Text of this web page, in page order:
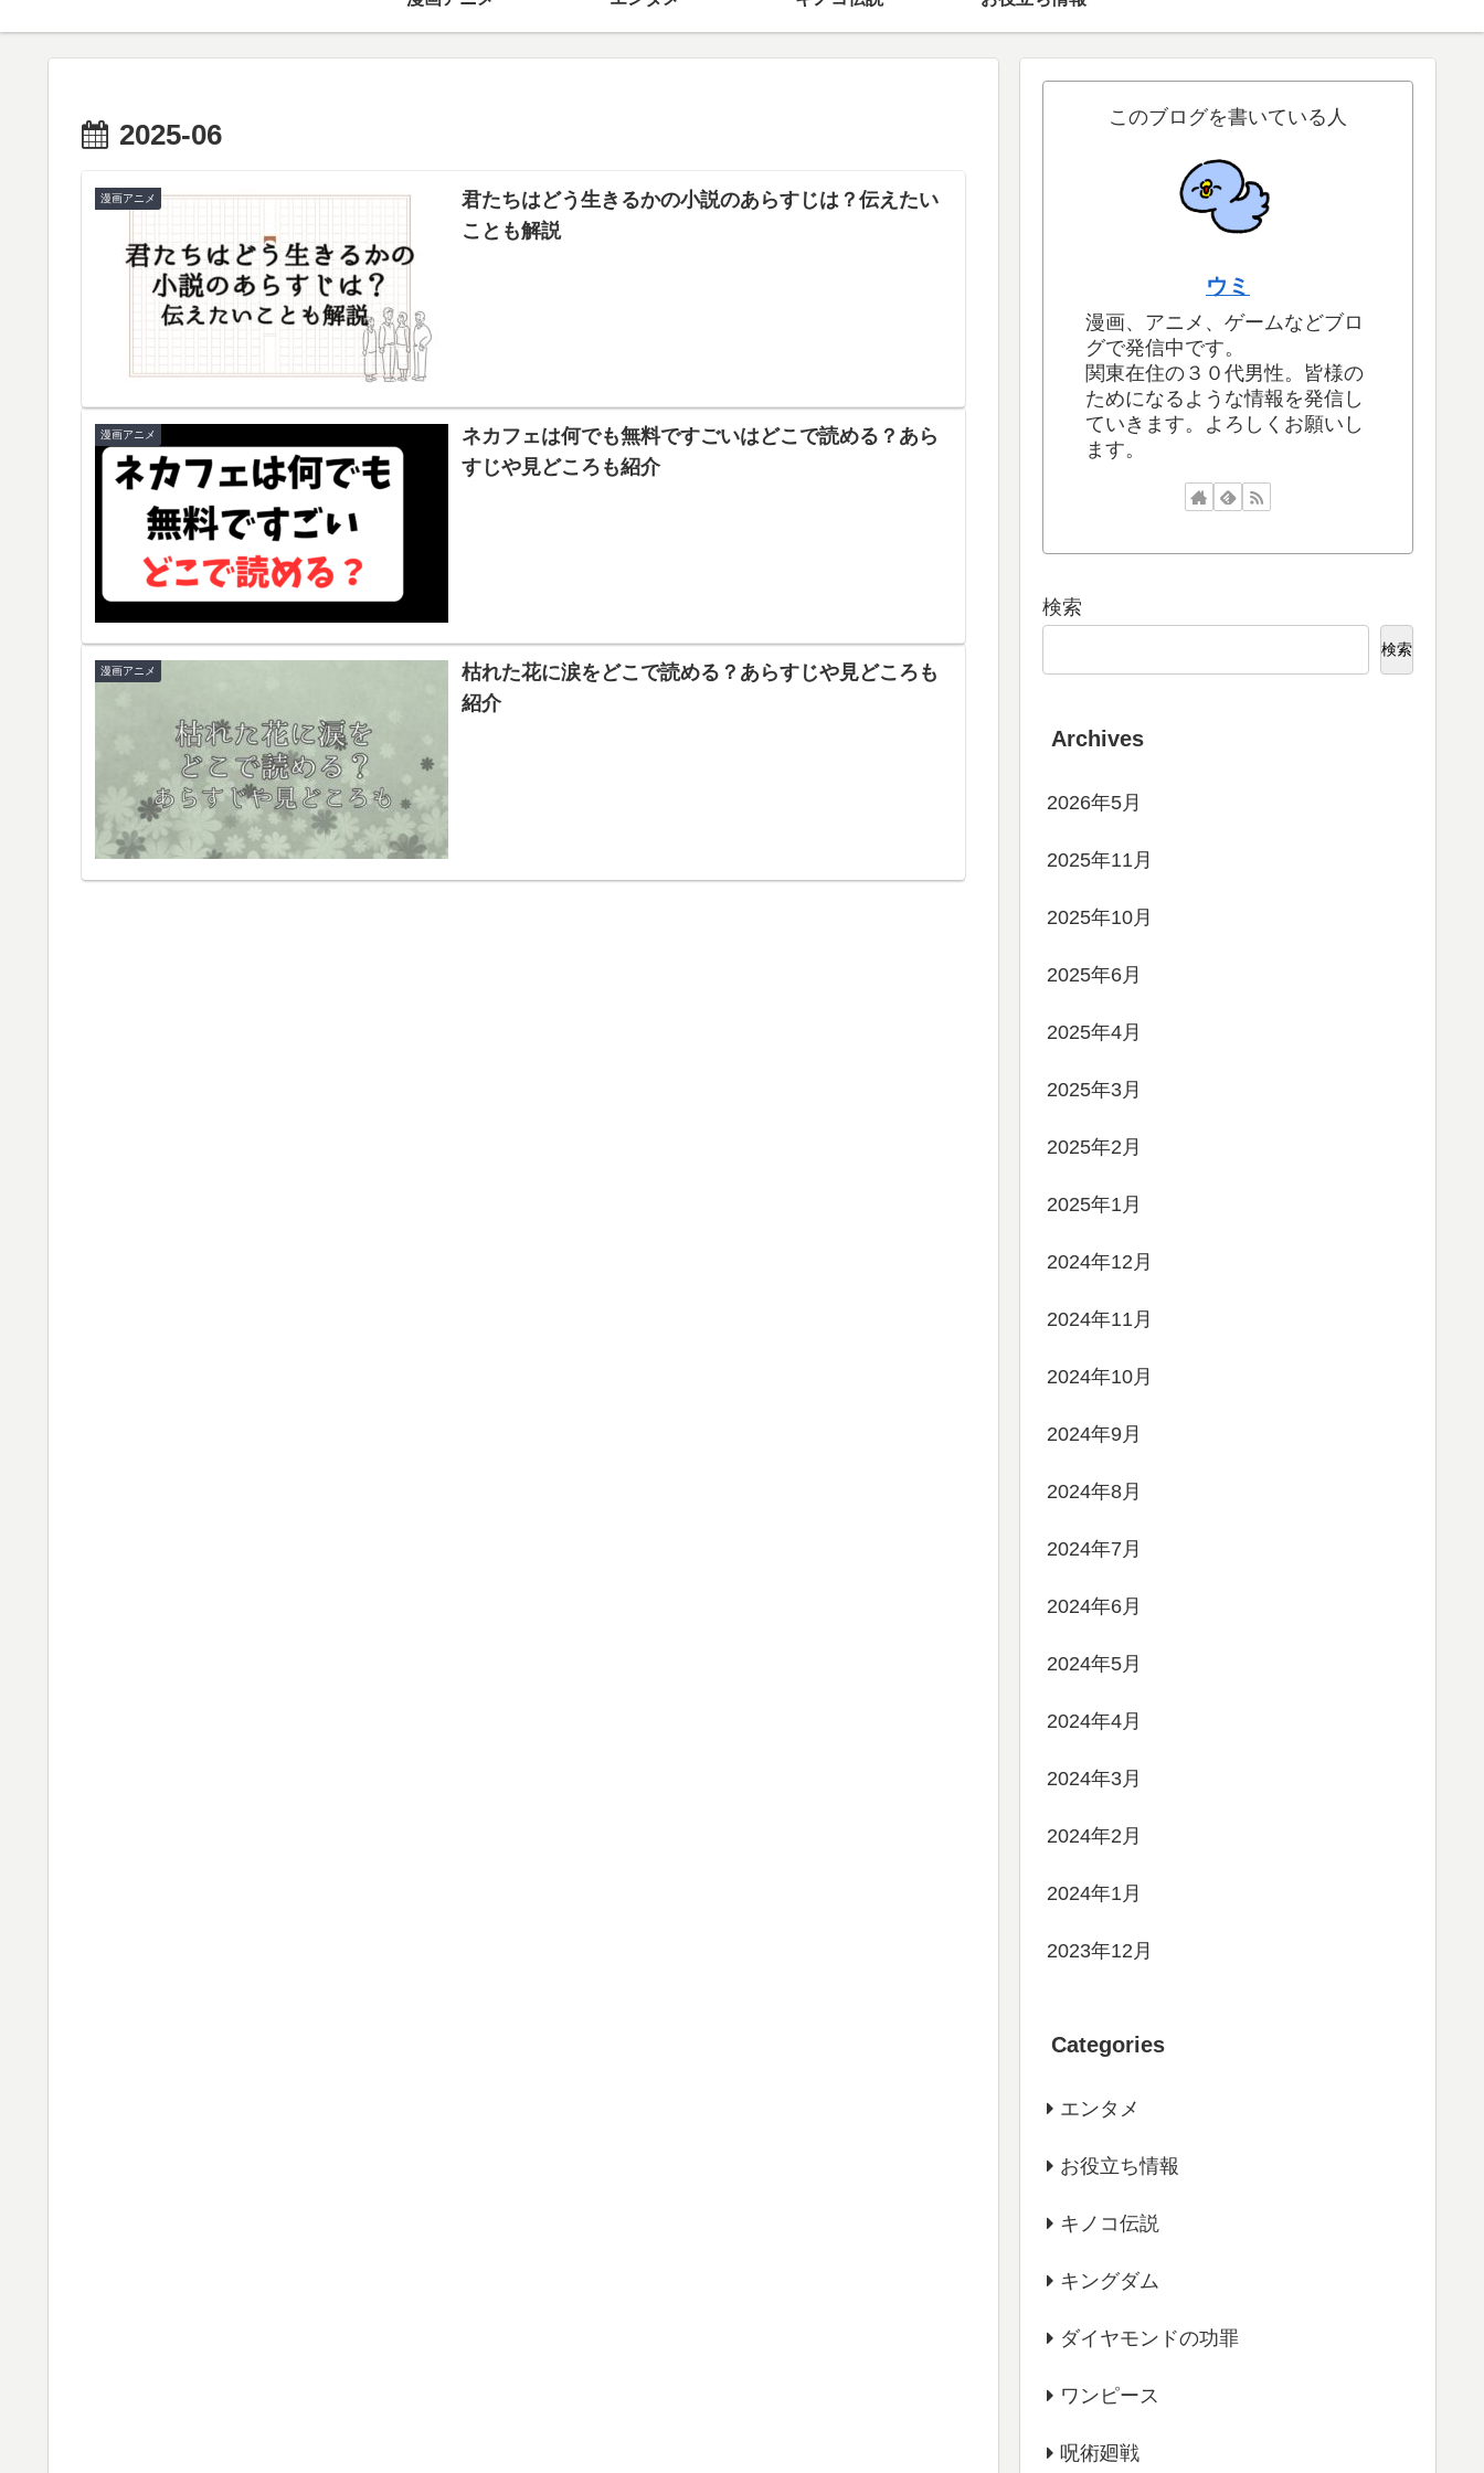
2025-06
漫画アニメ
君たちはどう生きるかの小説のあらすじは？伝えたい
ことも解説
漫画アニメ
ネカフェは何でも無料ですごいはどこで読める？あら
すじや見どころも紹介
漫画アニメ
枯れた花に涙をどこで読める？あらすじや見どころも
紹介
このブログを書いている人
ウミ
漫画、アニメ、ゲームなどブロ
グで発信中です。
関東在住の３０代男性。皆様の
ためになるような情報を発信し
ていきます。よろしくお願いし
ます。
検索
検索
Archives
2026年5月
2025年11月
2025年10月
2025年6月
2025年4月
2025年3月
2025年2月
2025年1月
2024年12月
2024年11月
2024年10月
2024年9月
2024年8月
2024年7月
2024年6月
2024年5月
2024年4月
2024年3月
2024年2月
2024年1月
2023年12月
Categories
エンタメ
お役立ち情報
キノコ伝説
キングダム
ダイヤモンドの功罪
ワンピース
呪術廻戦